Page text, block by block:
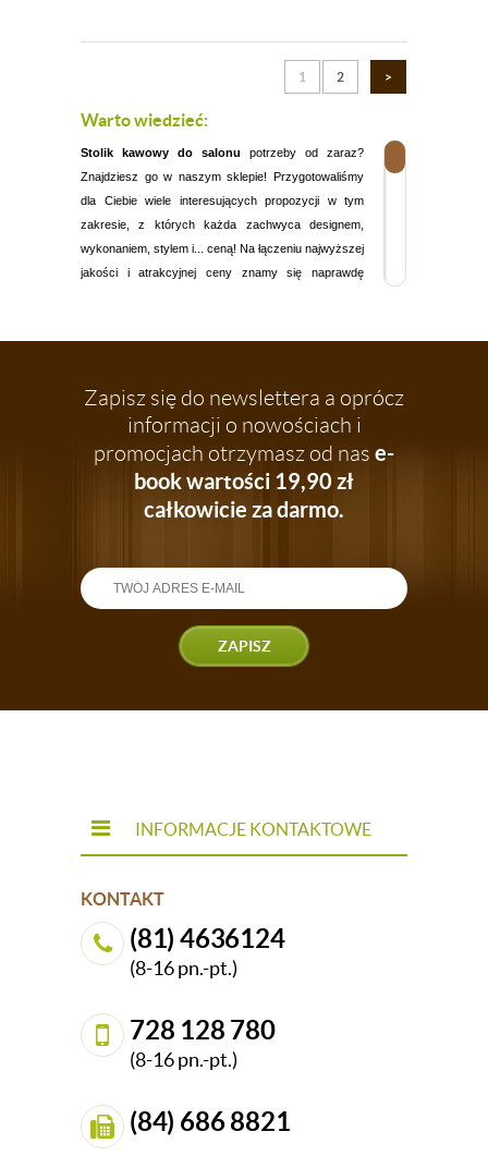
1 2 >
Warto wiedzieć:
Stolik kawowy do salonu potrzeby od zaraz?
Znajdziesz go w naszym sklepie! Przygotowaliśmy
dla Ciebie wiele interesujących propozycji w tym
zakresie, z których każda zachwyca designem,
wykonaniem, stylem i... ceną! Na łączeniu najwyższej
jakości i atrakcyjnej ceny znamy się naprawdę
funkcjonalnych, a jednocześnie pięknie
prezentujących się rozwiązań. Każdy stolikto
znakomitej jakości materiały (np. odporna na
zarysowania i przebarwienia płyta laminowana,
drewno, stal), które gwarantują, że stolik będzie
Stoliki kawowe dopasowane do stylu Twojego
mieszkania
wyróżnia wyjątkowe wzornictwo
oraz niebanalne formy. Wybierz dowolny stolik
dodając mu oryginalnego charakteru i wyraźnego
Zapisz się do newslettera a oprócz
informacji o nowościach i
promocjach otrzymasz od nas e-
book wartości 19,90 zł
całkowicie za darmo.
ZAPISZ
INFORMACJE KONTAKTOWE
KONTAKT
(81) 4636124
(8-16 pn.-pt.)
728 128 780
(8-16 pn.-pt.)
(84) 686 8821